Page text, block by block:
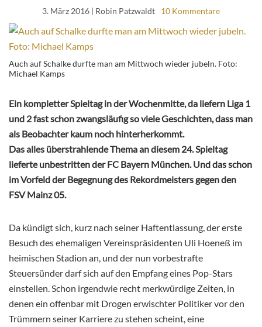
3. März 2016 | Robin Patzwaldt 10 Kommentare
Auch auf Schalke durfte man am Mittwoch wieder jubeln. Foto:
Michael Kamps
Ein kompletter Spieltag in der Wochenmitte, da liefern Liga 1
und 2 fast schon zwangsläufig so viele Geschichten, dass man
als Beobachter kaum noch hinterherkommt.
Das alles überstrahlende Thema an diesem 24. Spieltag
lieferte unbestritten der FC Bayern München. Und das schon
im Vorfeld der Begegnung des Rekordmeisters gegen den
FSV Mainz 05.
Da kündigt sich, kurz nach seiner Haftentlassung, der erste
Besuch des ehemaligen Vereinspräsidenten Uli Hoeneß im
heimischen Stadion an, und der nun vorbestrafte
Steuersünder darf sich auf den Empfang eines Pop-Stars
einstellen. Schon irgendwie recht merkwürdige Zeiten, in
denen ein offenbar mit Drogen erwischter Politiker vor den
Trümmern seiner Karriere zu stehen scheint, eine